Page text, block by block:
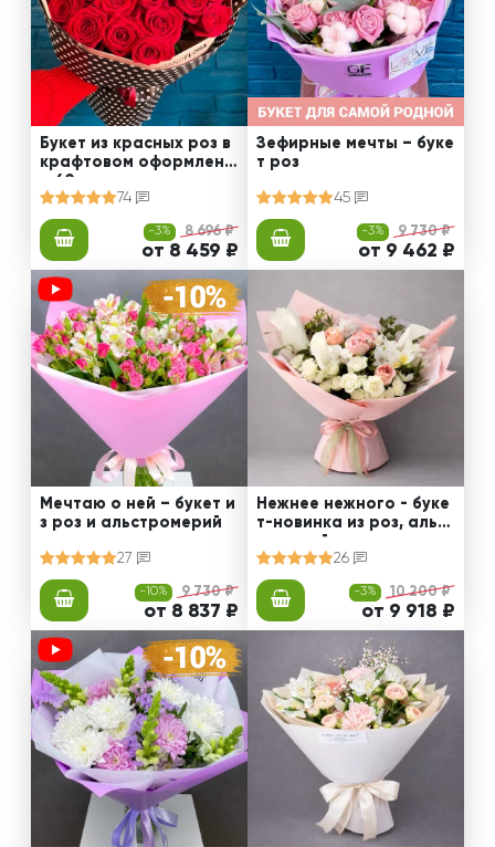
Букет из красных роз в
крафтовом оформлени
и 60 см
74
-3% 8 696 ₽
от 8 459 ₽
Зефирные мечты – буке
т роз
45
-3% 9 730 ₽
от 9 462 ₽
Мечтаю о ней – букет и
з роз и альстромерий
27
-10% 9 730 ₽
от 8 837 ₽
Нежнее нежного - буке
т-новинка из роз, альст
ромерий и калл
26
-3% 10 200 ₽
от 9 918 ₽